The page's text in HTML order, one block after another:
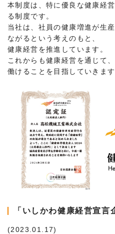
本制度は、特に優良な健康経
る制度です。
当社は、社員の健康増進が生
ながるという考えのもと、
健康経営を推進しています。
これからも健康経営を通じて
働けることを目指していきます
「いしかわ健康経営宣
(2023.01.17)